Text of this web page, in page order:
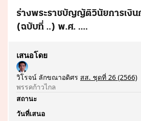
ร่างพระราชบัญญัติวินัยการเงิน
(ฉบับที่ ..) พ.ศ. ....
เสนอโดย
วิโรจน์ ลักขณาอดิศร สส. ชุดที่ 26 (2566)
พรรคก้าวไกล
สถานะ
วันที่เสนอ